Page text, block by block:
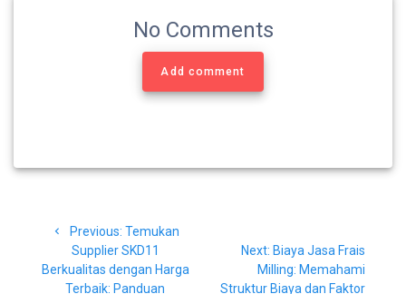
No Comments
Add comment
Previous: Previous
post:
Temukan
Supplier SKD11
Berkualitas dengan Harga
Terbaik: Panduan
Next: Next
post:
Biaya Jasa Frais
Milling: Memahami
Struktur Biaya dan Faktor